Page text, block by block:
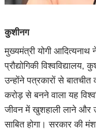
कुशीनग
मुख्यमंत्री योगी आदित्यनाथ
प्रौद्योगिकी विश्वविद्यालय,
उन्होंने पत्रकारों से
करोड़ से बनने वाला यह
जीवन में खुशहाली लाने और
साबित होगा। सरकार की